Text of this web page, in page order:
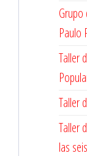
Grupo
Paulo
Taller
Taller
Taller
las